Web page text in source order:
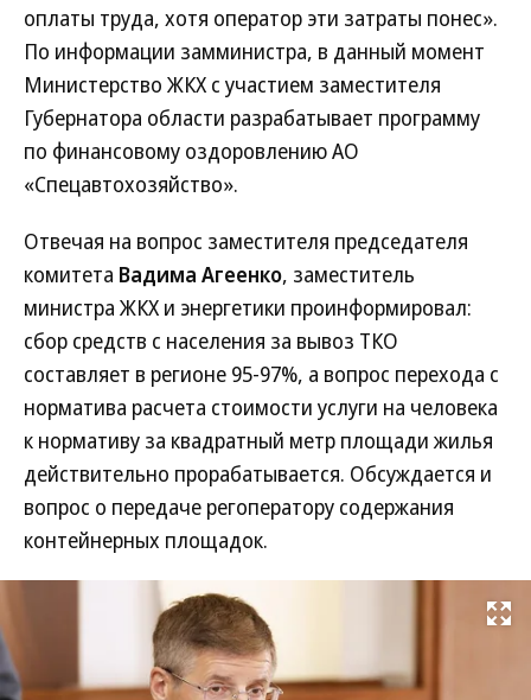
оплаты труда, хотя оператор эти затраты понес».
По информации замминистра, в данный момент
Министерство ЖКХ с участием заместителя
Губернатора области разрабатывает программу
по финансовому оздоровлению АО
«Спецавтохозяйство».
Отвечая на вопрос заместителя председателя
комитета Вадима Агеенко, заместитель
министра ЖКХ и энергетики проинформировал:
сбор средств с населения за вывоз ТКО
составляет в регионе 95-97%, а вопрос перехода с
норматива расчета стоимости услуги на человека
к нормативу за квадратный метр площади жилья
действительно прорабатывается. Обсуждается и
вопрос о передаче регоператору содержания
контейнерных площадок.
Развернуть